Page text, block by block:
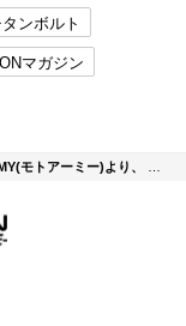
ンボルト
マガジン
年の秋冬ジャケットを掲載しました。